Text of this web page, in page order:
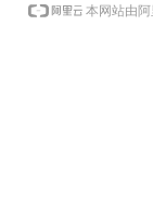
本网站由阿